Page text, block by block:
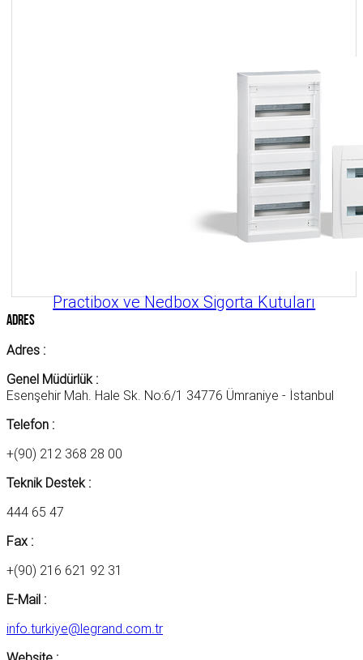
Practibox ve Nedbox Sigorta Kutuları
Adres
Adres :
Genel Müdürlük :
Esenşehir Mah. Hale Sk. No:6/1 34776 Ümraniye - İstanbul
Telefon :
+(90) 212 368 28 00
Teknik Destek :
444 65 47
Fax :
+(90) 216 621 92 31
E-Mail :
info.turkiye@legrand.com.tr